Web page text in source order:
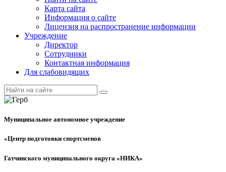
Карта сайта
Информация о сайте
Лицензия на распространение информации
Учреждение
Директор
Сотрудники
Контактная информация
Для слабовидящих
Муниципальное автономное учреждение
«Центр подготовки спортсменов
Гатчинского муниципального округа «НИКА»